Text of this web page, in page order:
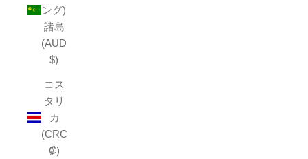
ング)
諸島
(AUD
$)
コス
タリ
カ
(CRC
₡)